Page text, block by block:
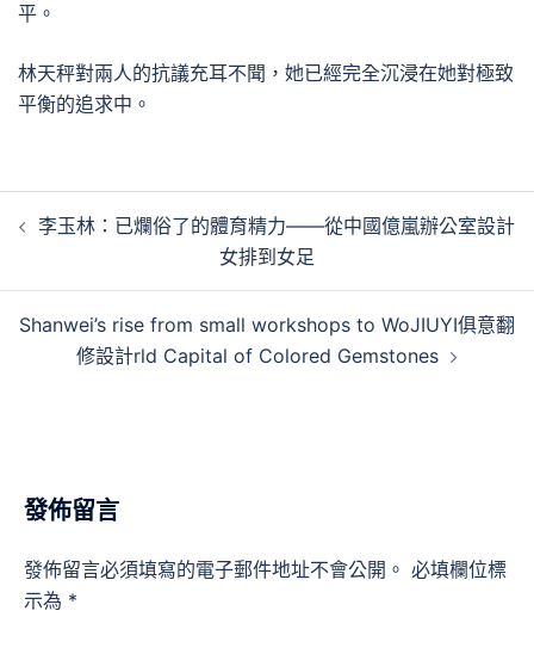
平。
林天秤對兩人的抗議充耳不聞，她已經完全沉浸在她對極致
平衡的追求中。
章 李玉林：已爛俗了的體育精力——從中國億嵐辦公室設計
女排到女足
Shanwei’s rise from small workshops to WoJIUYI俱意翻
修設計rld Capital of Colored Gemstones
發佈留言
發佈留言必須填寫的電子郵件地址不會公開。 必填欄位標
示為 *